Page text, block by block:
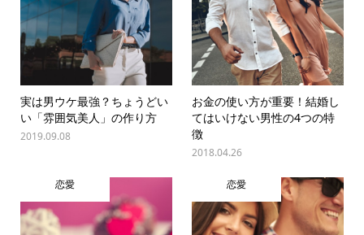
実は男ウケ最強？ちょうどい
い「雰囲気美人」の作り方
2019.09.08
お金の使い方が重要！結婚し
てはいけない男性の4つの特
徴
2018.04.26
恋愛 恋愛